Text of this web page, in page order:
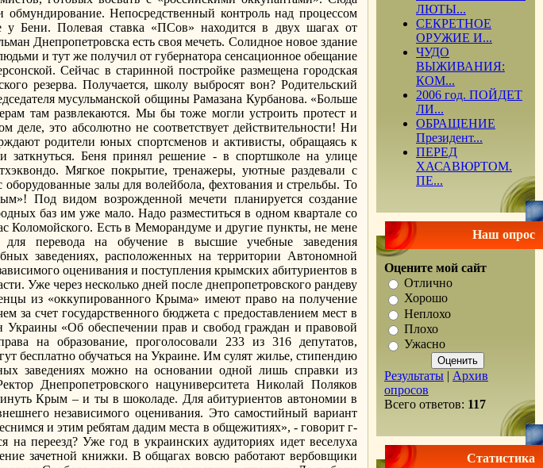
Непосредственный контроль над процессом
Бени. Полевая ставка «ПСов» находится в двух шагах от
Днепропетровска есть своя мечеть. Солидное новое здание
и тут же получил от губернатора сенсационное обещание
Сейчас в старинной постройке размещена городская
резерва. Получается, школу выбросят вон? Родительский
мусульманской общины Рамазана Курбанова. «Больше
там развлекаются. Мы бы тоже могли устроить протест и
это абсолютно не соответствует действительности! Ни
родители юных спортсменов и активисты, обращаясь к
Беня принял решение - в спортшколе на улице
Мягкое покрытие, тренажеры, уютные раздевали с
залы для волейбола, фехтования и стрельбы. То
Под видом возрожденной мечети планируется создание
баз им уже мало. Надо разместиться в одном квартале со
Коломойского. Есть в Меморандуме и другие пункты, не мене
перевода на обучение в высшие учебные заведения
заведениях, расположенных на территории Автономной
оценивания и поступления крымских абитуриентов в
Уже через несколько дней после днепропетровского рандеву
из «оккупированного Крыма» имеют право на получение
за счет государственного бюджета с предоставлением мест в
Украины «Об обеспечении прав и свобод граждан и правовой
на образование, проголосовали 233 из 316 депутатов,
бесплатно обучаться на Украине. Им сулят жилье, стипендию
заведениях можно на основании одной лишь справки из
Днепропетровского нацуниверситета Николай Поляков
Крым – и ты в шоколаде. Для абитуриентов автономии в
независимого оценивания. Это самостийный вариант
и этим ребятам дадим места в общежитиях», - говорит г-
переезд? Уже год в украинских аудиториях идет веселуха
зачетной книжки. В общагах вовсю работают вербовщики
ЛЮТЫ...
СЕКРЕТНОЕ
ОРУЖИЕ И...
ЧУДО
ВЫЖИВАНИЯ:
КОМ...
2006 год. ПОЙДЕТ
ЛИ...
ОБРАЩЕНИЕ
Президент...
ПЕРЕД
ХАСАВЮРТОМ.
ПЕ...
Наш опрос
Оцените мой сайт
Отлично
Хорошо
Неплохо
Плохо
Ужасно
Результаты | Архив
опросов
Всего ответов: 117
Статистика